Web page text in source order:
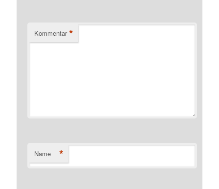
Kommentar *
Name *